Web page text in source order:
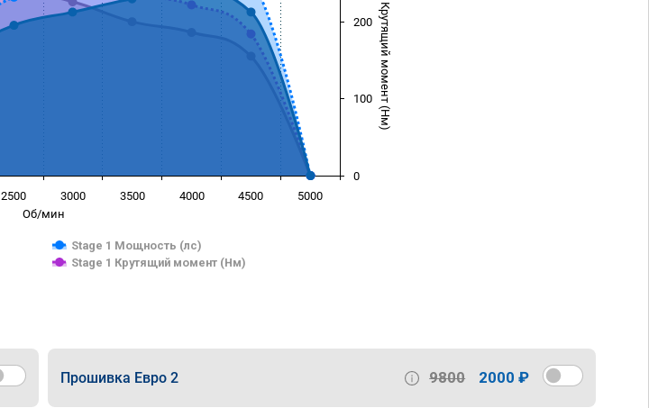
Об/мин
Крутящий момент (Нм)
Stage 1 Мощность (лс)
Stage 1 Крутящий момент (Нм)
2500 3000 3500 4000 4500 5000
0
100
200
Прошивка Евро 2 9800 2000 ₽